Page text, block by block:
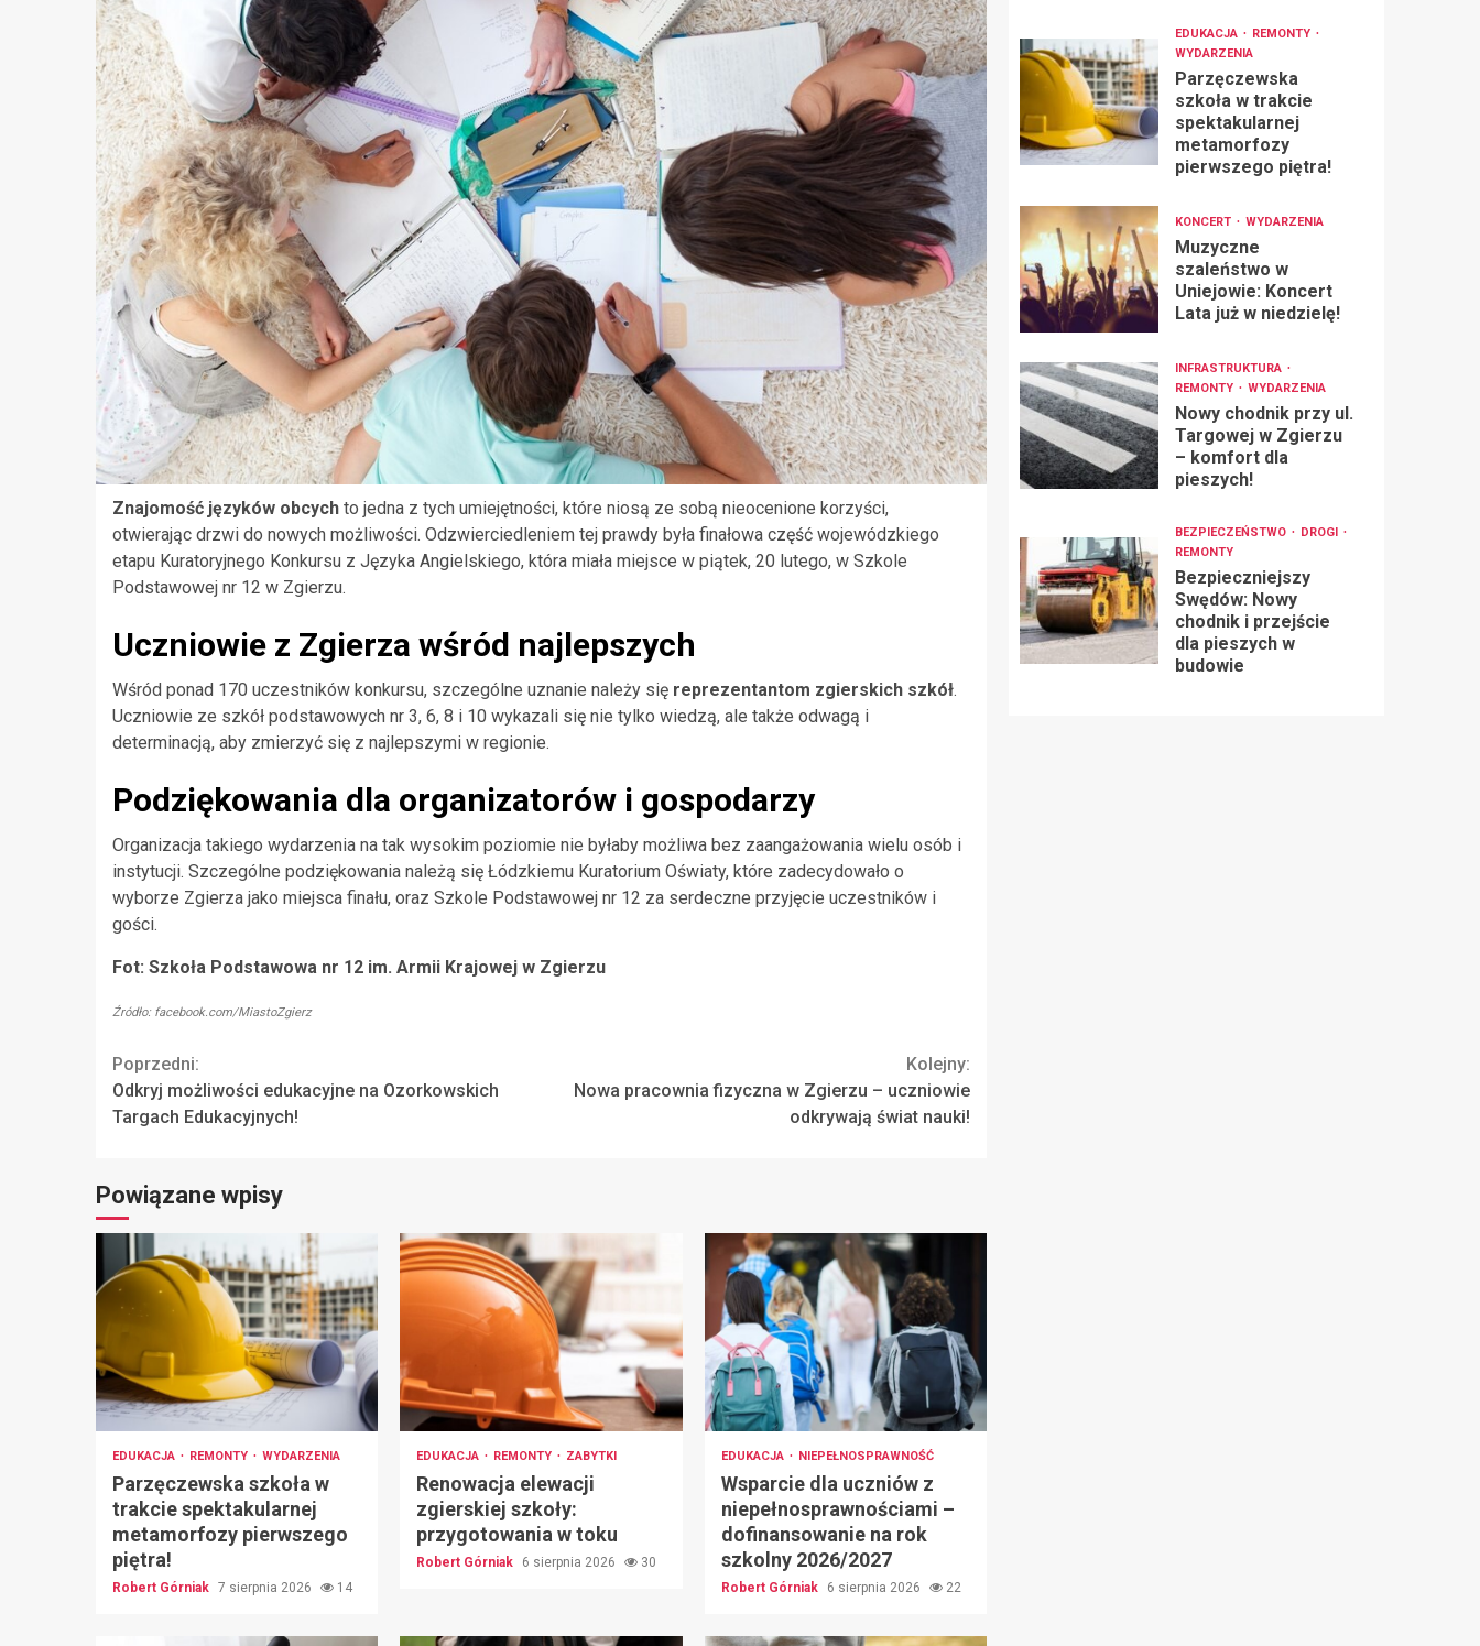
Znajomość języków obcych to jedna z tych umiejętności, które niosą ze sobą nieocenione korzyści,
otwierając drzwi do nowych możliwości. Odzwierciedleniem tej prawdy była finałowa część wojewódzkiego
etapu Kuratoryjnego Konkursu z Języka Angielskiego, która miała miejsce w piątek, 20 lutego, w Szkole
Podstawowej nr 12 w Zgierzu.
Uczniowie z Zgierza wśród najlepszych
Wśród ponad 170 uczestników konkursu, szczególne uznanie należy się reprezentantom zgierskich szkół.
Uczniowie ze szkół podstawowych nr 3, 6, 8 i 10 wykazali się nie tylko wiedzą, ale także odwagą i
determinacją, aby zmierzyć się z najlepszymi w regionie.
Podziękowania dla organizatorów i gospodarzy
Organizacja takiego wydarzenia na tak wysokim poziomie nie byłaby możliwa bez zaangażowania wielu osób i
instytucji. Szczególne podziękowania należą się Łódzkiemu Kuratorium Oświaty, które zadecydowało o
wyborze Zgierza jako miejsca finału, oraz Szkole Podstawowej nr 12 za serdeczne przyjęcie uczestników i
gości.
Fot: Szkoła Podstawowa nr 12 im. Armii Krajowej w Zgierzu
Źródło: facebook.com/MiastoZgierz
Continue
Reading
Poprzedni:
Odkryj możliwości edukacyjne na Ozorkowskich
Targach Edukacyjnych!
Kolejny:
Nowa pracownia fizyczna w Zgierzu – uczniowie
odkrywają świat nauki!
Powiązane wpisy
EDUKACJA REMONTY WYDARZENIA
Parzęczewska szkoła w
trakcie spektakularnej
metamorfozy pierwszego
piętra!
Robert Górniak 7 sierpnia 2026 14
EDUKACJA REMONTY ZABYTKI
Renowacja elewacji
zgierskiej szkoły:
przygotowania w toku
Robert Górniak 6 sierpnia 2026 30
EDUKACJA NIEPEŁNOSPRAWNOŚĆ
Wsparcie dla uczniów z
niepełnosprawnościami –
dofinansowanie na rok
szkolny 2026/2027
Robert Górniak 6 sierpnia 2026 22
EDUKACJA
REMONTY
WYDARZENIA
Parzęczewska
szkoła w trakcie
spektakularnej
metamorfozy
pierwszego piętra!
KONCERT WYDARZENIA
Muzyczne
szaleństwo w
Uniejowie: Koncert
Lata już w niedzielę!
INFRASTRUKTURA
REMONTY
WYDARZENIA
Nowy chodnik przy ul.
Targowej w Zgierzu
– komfort dla
pieszych!
BEZPIECZEŃSTWO
DROGI
REMONTY
Bezpieczniejszy
Swędów: Nowy
chodnik i przejście
dla pieszych w
budowie